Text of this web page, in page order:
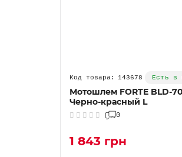
143678 Есть в
Мотошлем FORTE BLD-
Черно-красный L
0
1 843 грн